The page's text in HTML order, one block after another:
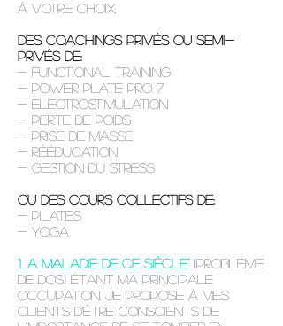
À votre choix:
Des COACHINGS PRIVÉS ou SEMI-
PRIVÉS de:
- Functional Training
- Power plate pro 7
- electrostimulation
- Perte de poids
- Prise de masse
- Rééducation
- Gestion du stress
OU des COURS COLLECTIFS de:
- Pilates
- Yoga
"La maladie de ce siècle"(problème
de dos) étant ma principale
occupation, je propose à mes
clients d'être conscients de